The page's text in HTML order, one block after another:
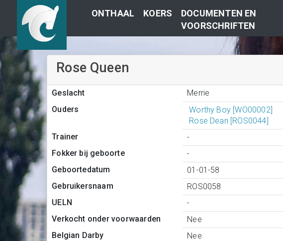
ONTHAAL KOERS
DOCUMENTEN EN
VOORSCHRIFTEN
Rose Queen
Geslacht Merrie
Ouders
Worthy Boy [WO00002]
Rose Dean [ROS0044]
Trainer -
Fokker bij geboorte
-
Geboortedatum
01-01-58
Gebruikersnaam
ROS0058
UELN
-
Verkocht onder voorwaarden
Nee
Belgian Darby
Nee